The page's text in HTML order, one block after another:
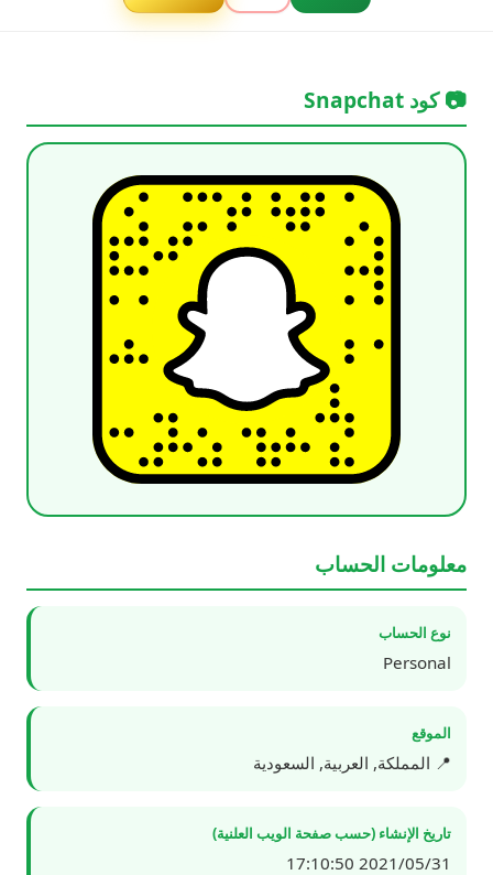
📷 كود Snapchat
معلومات الحساب
نوع الحساب
Personal
الموقع
📍 المملكة, العربية, السعودية
تاريخ الإنشاء (حسب صفحة الويب العلنية)
2021/05/31 17:10:50